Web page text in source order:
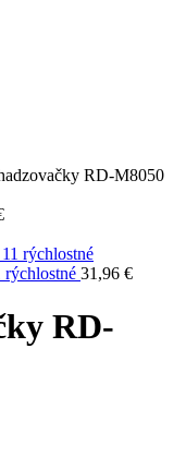
RD-M8050
31,96 €
RD-